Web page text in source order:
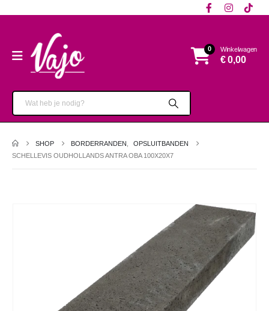
0 Winkelwagen
€0,00
SHOP BORDERRANDEN
OPSLUITBANDEN
SCHELLEVIS OUDHOLLANDS ANTRA OBA 100X20X7